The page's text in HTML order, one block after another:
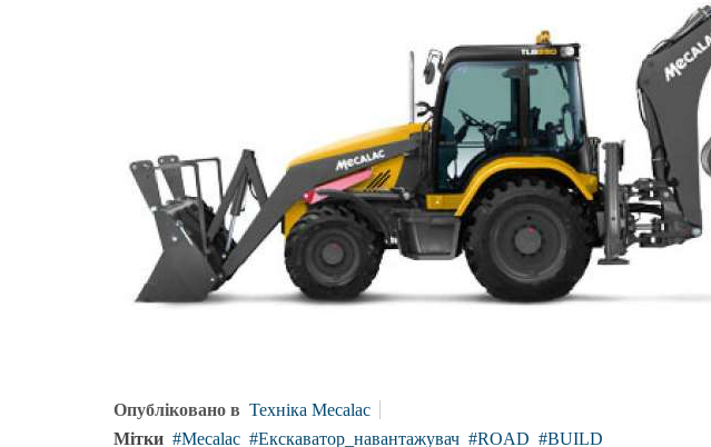
Опубліковано в Техніка Mecalac
Мітки
Mecalac Екскаватор_навантажувач ROAD BUILD